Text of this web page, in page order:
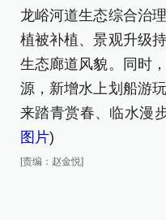
龙峪河道生态综合治
植被补植、景观升级
生态廊道风貌。同时
源，新增水上划船游
来踏青赏春、临水漫
图片)
[责编：赵金悦]